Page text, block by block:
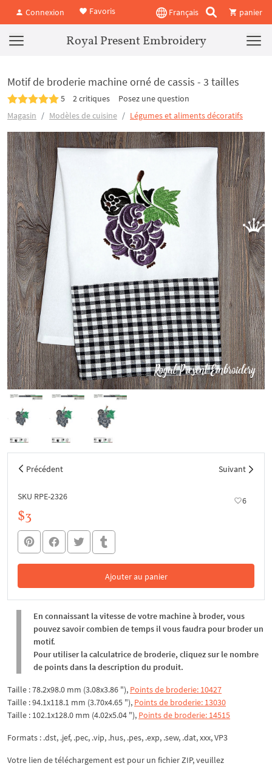
Connexion Favoris Français panier
Royal Present Embroidery
Motif de broderie machine orné de cassis - 3 tailles
5 2 critiques
Posez une question
Magasin
Modèles de cuisine Légumes et aliments décoratifs
Précédent Suivant
SKU RPE-2326 6
$3
Ajouter au panier
Dans le panier
En connaissant la vitesse de votre machine à broder, vous
pouvez savoir combien de temps il vous faudra pour broder un
motif.
Pour utiliser la calculatrice de broderie, cliquez sur le nombre
de points dans la description du produit.
Taille : 78.2x98.0 mm (3.08x3.86 "), Points de broderie: 10427
Taille : 94.1x118.1 mm (3.70x4.65 "), Points de broderie: 13030
Taille : 102.1x128.0 mm (4.02x5.04 "), Points de broderie: 14515
Formats : .dst, .jef, .pec, .vip, .hus, .pes, .exp, .sew, .dat, xxx, VP3
Votre lien de téléchargement est pour un fichier ZIP, veuillez